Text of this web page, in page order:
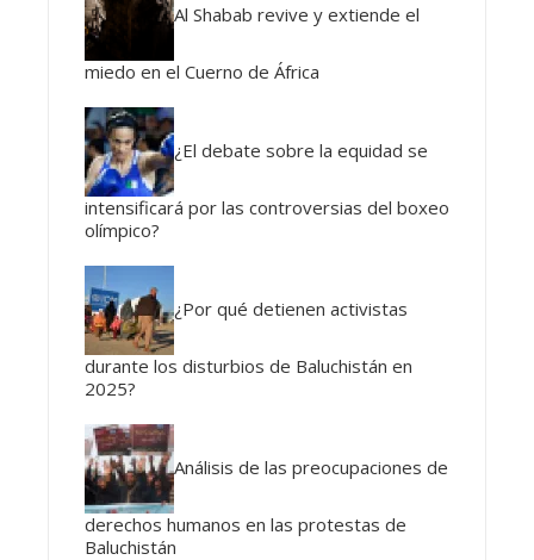
Al Shabab revive y extiende el
miedo en el Cuerno de África
¿El debate sobre la equidad se
intensificará por las controversias del boxeo
olímpico?
¿Por qué detienen activistas
durante los disturbios de Baluchistán en
2025?
Análisis de las preocupaciones de
derechos humanos en las protestas de
Baluchistán